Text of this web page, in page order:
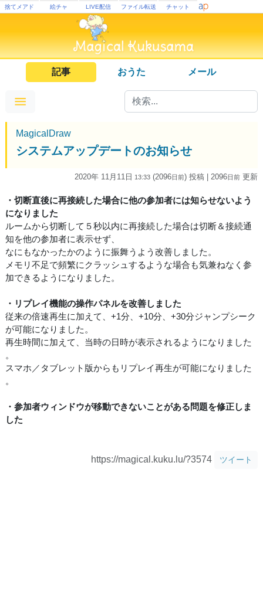
捨てメアド 絵チャ LIVE配信 ファイル転送 チャット
記事 おうた メール
MagicalDraw
システムアップデートのお知らせ
2020年 11月11日 13:33 (2096日前) 投稿 | 2096日前 更新
・切断直後に再接続した場合に他の参加者には知らせないよう
になりました
ルームから切断して５秒以内に再接続した場合は切断＆接続通
知を他の参加者に表示せず、
なにもなかったかのように振舞うよう改善しました。
メモリ不足で頻繁にクラッシュするような場合も気兼ねなく参
加できるようになりました。
・リプレイ機能の操作パネルを改善しました
従来の倍速再生に加えて、+1分、+10分、+30分ジャンプシーク
が可能になりました。
再生時間に加えて、当時の日時が表示されるようになりました
。
スマホ／タブレット版からもリプレイ再生が可能になりました
。
・参加者ウィンドウが移動できないことがある問題を修正しま
した
https://magical.kuku.lu/?3574 ツイート